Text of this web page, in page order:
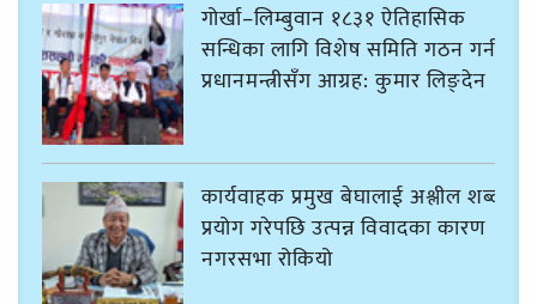
गोर्खा–लिम्बुवान १८३१ ऐतिहासिक
सन्धिका लागि विशेष समिति गठन गर्न
प्रधानमन्त्रीसँग आग्रह: कुमार लिङ्देन
कार्यवाहक प्रमुख बेघालाई अश्लील शब्द
प्रयोग गरेपछि उत्पन्न विवादका कारण
नगरसभा रोकियो